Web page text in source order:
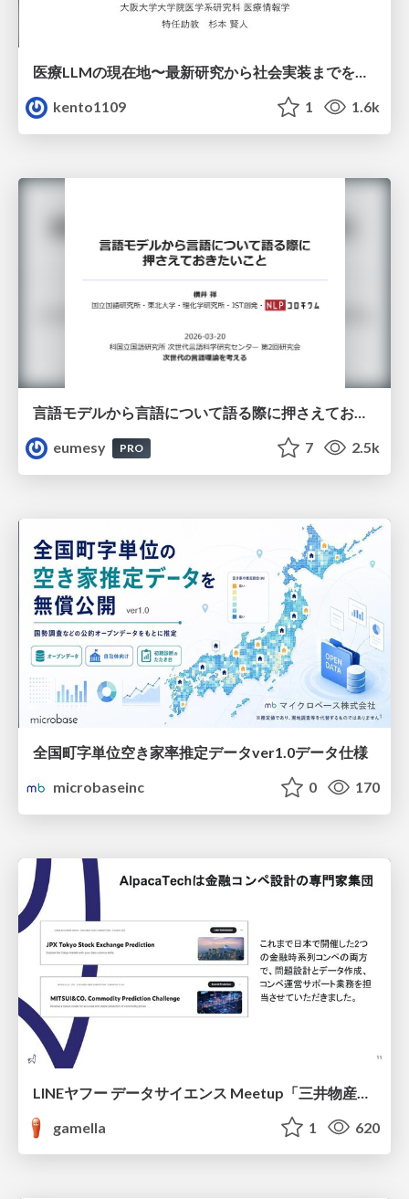
医療LLMの現在地〜最新研究から社会実装までを考える〜
kento1109
1 1.6k
eumesy
PRO 7 2.5k
全国町字単位空き家率推定データver1.0データ仕様
microbaseinc
0 170
gamella
1 620